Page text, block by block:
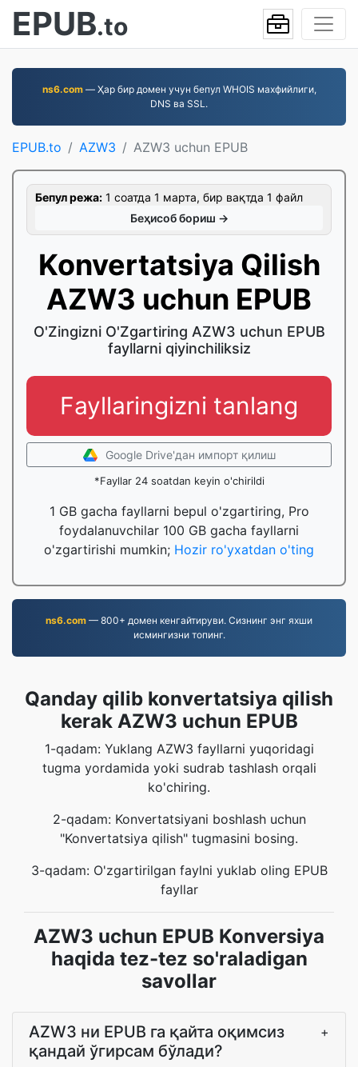
EPUB.to
ns6.com— Ҳар бир домен учун бепул WHOIS махфийлиги,
DNS ва SSL.
EPUB.to AZW3 AZW3 uchun EPUB
Бепул режа: 1 соатда 1 марта, бир вақтда 1 файл
Беҳисоб бориш →
Konvertatsiya Qilish
AZW3 uchun EPUB
O'Zingizni O'Zgartiring AZW3 uchun EPUB
fayllarni qiyinchiliksiz
Fayllaringizni tanlang
Google Drive'дан импорт қилиш
*Fayllar 24 soatdan keyin o'chirildi
1 GB gacha fayllarni bepul o'zgartiring, Pro
foydalanuvchilar 100 GB gacha fayllarni
o'zgartirishi mumkin; Hozir ro'yxatdan o'ting
ns6.com — 800+ домен кенгайтируви. Сизнинг энг яхши
исмингизни топинг.
Qanday qilib konvertatsiya qilish
kerak AZW3 uchun EPUB
1-qadam: Yuklang AZW3 fayllarni yuqoridagi
tugma yordamida yoki sudrab tashlash orqali
ko'chiring.
2-qadam: Konvertatsiyani boshlash uchun
"Konvertatsiya qilish" tugmasini bosing.
3-qadam: O'zgartirilgan faylni yuklab oling EPUB
fayllar
AZW3 uchun EPUB Konversiya
haqida tez-tez so'raladigan
savollar
AZW3 ни EPUB га қайта оқимсиз
қандай ўгирсам бўлади?
+